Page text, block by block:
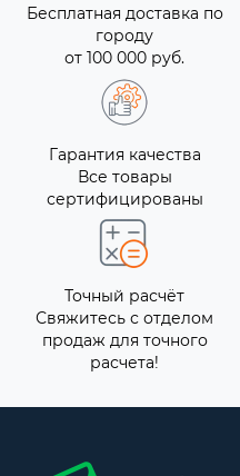
Бесплатная доставка по
городу
от 100 000 руб.
Гарантия качества
Все товары
сертифицированы
Точный расчёт
Свяжитесь с отделом
продаж для точного
расчета!